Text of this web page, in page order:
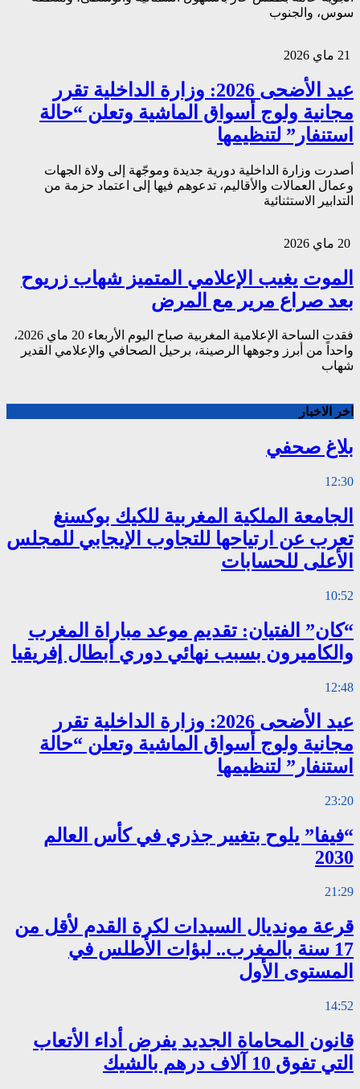
سوس، والجنوب
عيد الأضحى 2026: وزارة الداخلية تقرر
مجانية ولوج أسواق الماشية وتعلن “حالة
استنفار” لتنظيمها
أصدرت وزارة الداخلية دورية جديدة وموجّهة إلى ولاة الجهات
وعمال العمالات والأقاليم، تدعوهم فيها إلى اعتماد حزمة من
التدابير الاستثنائية
الموت يغيب الإعلامي المتميز شهاب زريوح
بعد صراع مرير مع المرض
فقدت الساحة الإعلامية المغربية صباح اليوم الأربعاء 20 ماي 2026،
واحداً من أبرز وجوهها الرصينة، برحيل الصحافي والإعلامي القدير
شهاب
اخر الاخبار
بلاغ صحفي
12:30
الجامعة الملكية المغربية للكيك بوكسنغ
تعرب عن ارتياحها للتجاوب الإيجابي للمجلس
الأعلى للحسابات
10:52
“كان” الفتيان: تقديم موعد مباراة المغرب
والكاميرون بسبب نهائي دوري أبطال إفريقيا
12:48
عيد الأضحى 2026: وزارة الداخلية تقرر
مجانية ولوج أسواق الماشية وتعلن “حالة
استنفار” لتنظيمها
23:20
“فيفا” يلوح بتغيير جذري في كأس العالم
2030
21:29
قرعة مونديال السيدات لكرة القدم لأقل من
17 سنة بالمغرب.. لبؤات الأطلس في
المستوى الأول
14:52
قانون المحاماة الجديد يفرض أداء الأتعاب
التي تفوق 10 آلاف درهم بالشيك